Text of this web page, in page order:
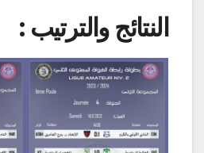
النتائج والترتيب :